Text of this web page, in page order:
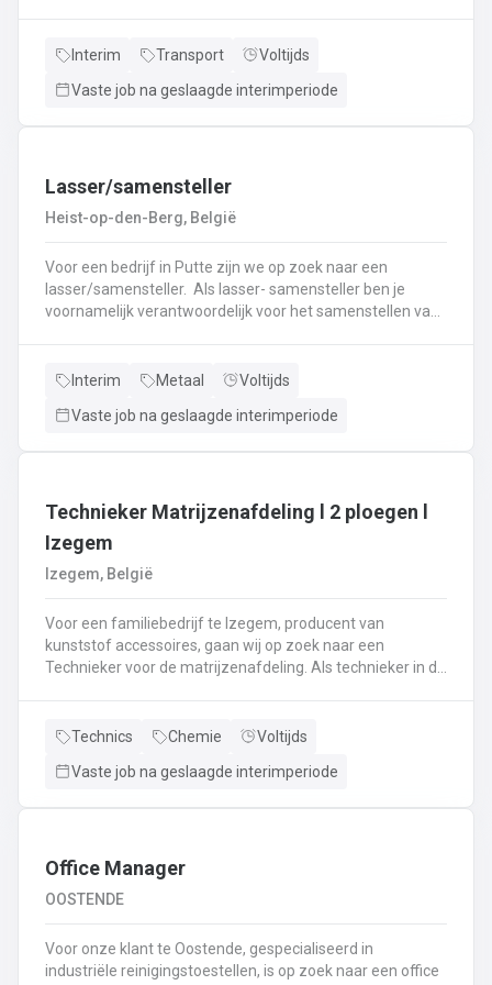
vloeistoffen.Laden en lossen volgens de voorgeschreven
documenten.Naleven van rij- en rusttijden en ADR-
Interim Transport
Voltijds
Vaste job na geslaagde interimperiode
Lasser/samensteller
Heist-op-den-Berg, België
Voor een bedrijf in Putte zijn we op zoek naar een
lasser/samensteller. Als lasser- samensteller ben je
voornamelijk verantwoordelijk voor het samenstellen van
het realiseren van onze projecten.Je werkt samen met
dagelijkse leiding van Atelierverantwoordelijke.
Interim Metaal
Voltijds
Vaste job na geslaagde interimperiode
Technieker Matrijzenafdeling l 2 ploegen l
Izegem
Izegem, België
Voor een familiebedrijf te Izegem, producent van
kunststof accessoires, gaan wij op zoek naar een
Technieker voor de matrijzenafdeling. Als technieker in de
productie en stel je de machines correct in.Bovendien
analyseer je fouten en waar nodig neem je corrigerende
de veiligheidssystemen behoort eveneens tot jouw
de productie en anticipeer je op veranderingen.
Technics Chemie
Voltijds
Vaste job na geslaagde interimperiode
Office Manager
OOSTENDE
Voor onze klant te Oostende, gespecialiseerd in
industriële reinigingstoestellen, is op zoek naar een office